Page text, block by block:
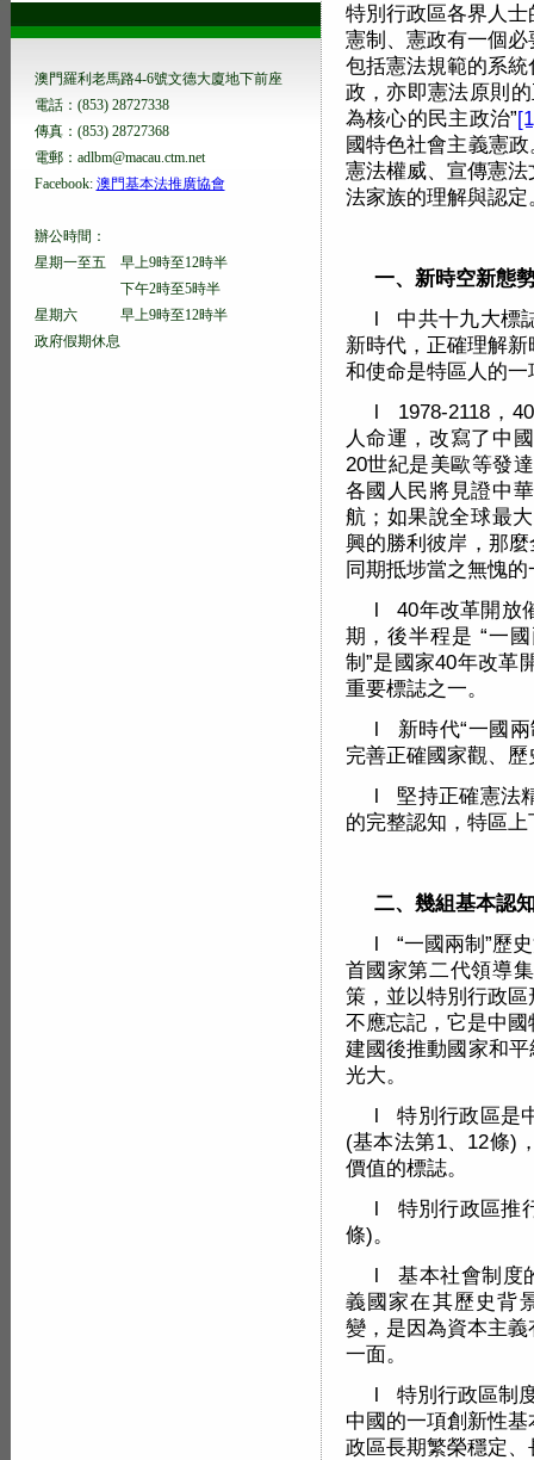
澳門羅利老馬路4-6號文德大廈地下前座
電話：(853) 28727338
傳真：(853) 28727368
電郵：adlbm@macau.ctm.net
Facebook: 澳門基本法推廣協會
辦公時間：
星期一至五 早上9時至12時半
下午2時至5時半
星期六 早上9時至12時半
政府假期休息
特別行政區各界人
憲制、憲政有一個
包括憲法規範的系
政，亦即憲法原則
為核心的民主政治”
國特色社會主義憲
憲法權威、宣傳憲
法家族的理解與認定
一、新時空新態
l 中共十九大標
新時代，正確理解
和使命是特區人的
l 1978-2118，
人命運，改寫了中
20世紀是美歐等發
各國人民將見證中
航；如果說全球最
興的勝利彼岸，那
同期抵埗當之無愧的
l 40年改革開放
期，後半程是 “一
制”是國家40年改革
重要標誌之一。
l 新時代“一國兩
完善正確國家觀、
l 堅持正確憲法
的完整認知，特區
二、幾組基本認
l “一國兩制”歷
首國家第二代領導
策，並以特別行政
不應忘記，它是中
建國後推動國家和
光大。
l 特別行政區是
(基本法第1、12條)
價值的標誌。
l 特別行政區推
條)。
l 基本社會制度
義國家在其歷史背
變，是因為資本主
一面。
l 特別行政區制
中國的一項創新性
政區長期繁榮穩定